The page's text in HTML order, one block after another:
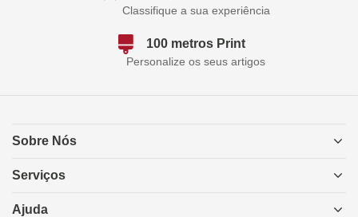
Classifique a sua experiência
100 metros Print
Personalize os seus artigos
Sobre Nós
Serviços
Ajuda